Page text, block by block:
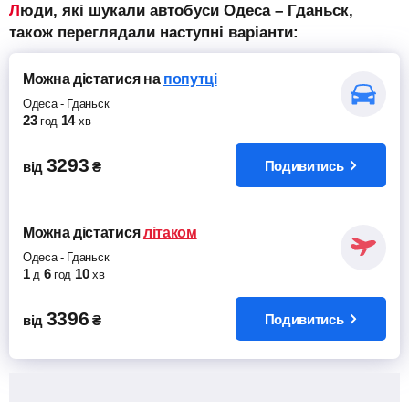
Люди, які шукали автобуси Одеса – Гданьск,
також переглядали наступні варіанти:
Можна дістатисяна попутці
Одеса- Гданьск
23 год 14 хв
від 3293 ₴ Подивитись
Можна дістатися літаком
Одеса- Гданьск
1 д 6 год 10 хв
від 3396 ₴ Подивитись